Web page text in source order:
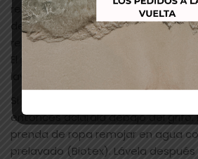
retirarla con Grimas Cleansing
de la limpieza estuviera seca,
reparadora.
El pelo que está teñido con Water
lava con champú.
Si se ha manchado la ropa con
entonces aclárala debajo del grifo.
prenda de ropa remojar en agua
prelavado (Biotex). Lávela